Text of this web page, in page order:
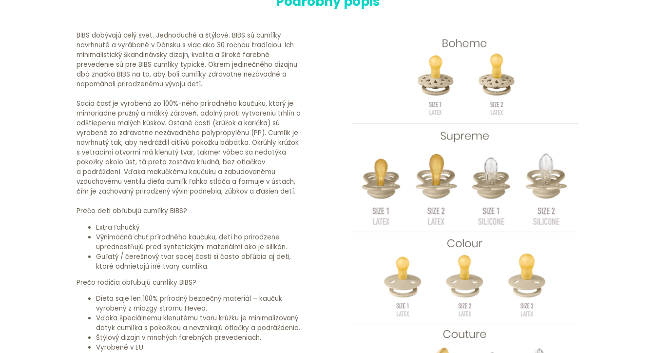
BIBS dobývajú celý svet. Jednoduché a štýlové. BIBS sú cumlíky
navrhnuté a vyrábané v Dánsku s viac ako 30 ročnou tradíciou. Ich
minimalistický škandinávsky dizajn, kvalita a široké farebné
prevedenie sú pre BIBS cumlíky typické. Okrem jedinečného dizajnu
dbá značka BIBS na to, aby boli cumlíky zdravotne nezávadné a
napomáhali prirodzenému vývoju detí.
Sacia časť je vyrobená zo 100%-ného prírodného kaučuku, ktorý je
mimoriadne pružný a mäkký zároveň, odolný proti vytvoreniu trhlín a
odštiepeniu malých kúskov. Ostané časti (krúžok a karička) sú
vyrobené zo zdravotne nezávadného polypropylénu (PP). Cumlík je
navrhnutý tak, aby nedráždil citlivú pokožku bábätka. Okrúhly krúžok
s vetracími otvormi má klenutý tvar, takmer vôbec sa nedotýka
pokožky okolo úst, tá preto zostáva kľudná, bez otlačkov
a podráždení. Vďaka mäkučkému kaučuku a zabudovanému
vzduchovému ventilu dieťa cumlík ľahko stláča a formuje v ústach,
čím je zachovaný prirodzený vývin podnebia, zúbkov a ďasien detí.
Prečo deti obľubujú cumlíky BIBS?
Extra ľahučký.
Výnimočná chuť prírodného kaučuku, deti ho prirodzene
uprednostňujú pred syntetickými materiálmi ako je silikón.
Guľatý / čerešnový tvar sacej časti si často obľúbia aj deti,
ktoré odmietajú iné tvary cumlíka.
Prečo rodičia obľubujú cumlíky BIBS?
Dieťa saje len 100% prírodný bezpečný materiál – kaučuk
vyrobený z miazgy stromu Hevea.
Vďaka špeciálnemu klenutému tvaru krúžku je minimalizovaný
dotyk cumlíka s pokožkou a nevznikajú otlačky a podráždenia.
Štýlový dizajn v mnohých farebných prevedeniach.
Vyrobené v EU.